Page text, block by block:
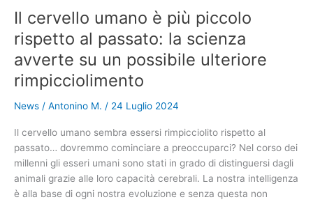
Il cervello umano è più piccolo
rispetto al passato: la scienza
avverte su un possibile ulteriore
rimpicciolimento
News / Antonino M. / 24 Luglio 2024
Il cervello umano sembra essersi rimpicciolito rispetto al
passato… dovremmo cominciare a preoccuparci? Nel corso dei
millenni gli esseri umani sono stati in grado di distinguersi dagli
animali grazie alle loro capacità cerebrali. La nostra intelligenza
è alla base di ogni nostra evoluzione e senza questa non